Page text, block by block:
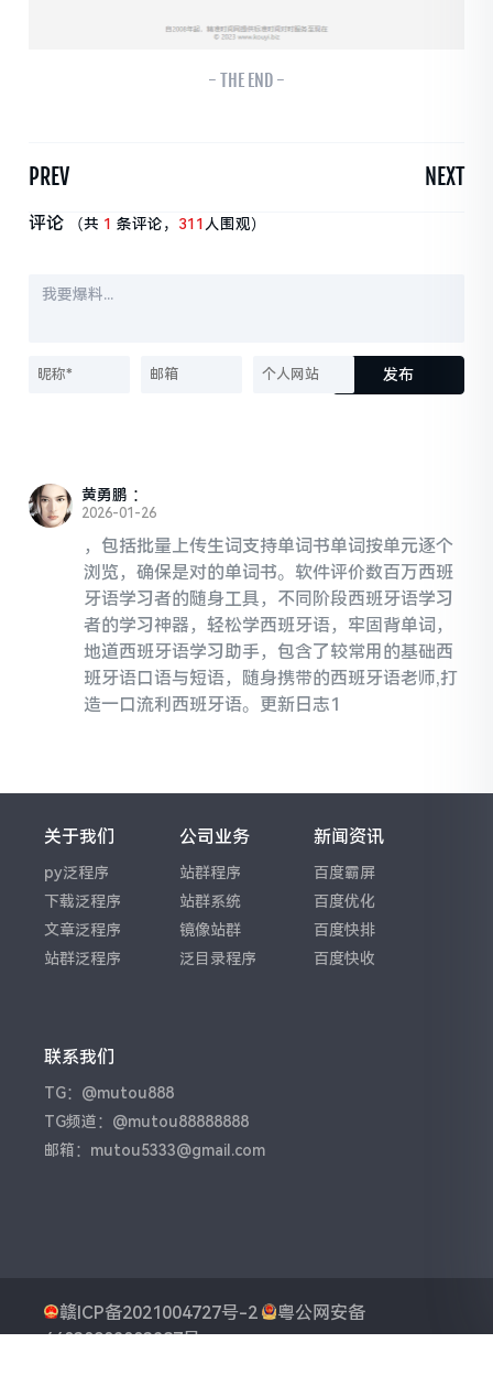
- THE END -
PREV NEXT
评论 （共 1 条评论， 311 人围观）
发布
黄勇鹏 ：
2026-01-26
，包括批量上传生词支持单词书单词按单元逐个
浏览，确保是对的单词书。软件评价数百万西班
牙语学习者的随身工具，不同阶段西班牙语学习
者的学习神器，轻松学西班牙语，牢固背单词，
地道西班牙语学习助手，包含了较常用的基础西
班牙语口语与短语，随身携带的西班牙语老师,打
造一口流利西班牙语。更新日志1
关于我们
py泛程序
下载泛程序
文章泛程序
站群泛程序
公司业务
站群程序
站群系统
镜像站群
泛目录程序
新闻资讯
百度霸屏
百度优化
百度快排
百度快收
联系我们
TG：@mutou888
TG频道：@mutou88888888
邮箱：mutou5333@gmail.com
赣ICP备2021004727号-2
粤公网安备
44030902003287号